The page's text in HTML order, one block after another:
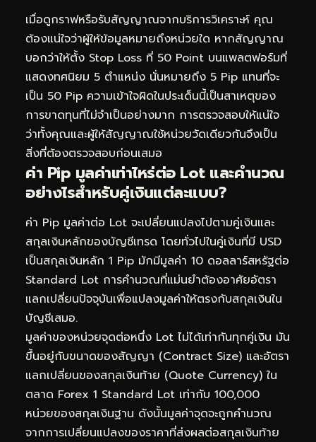
เมื่อดูกราฟหรือรับสัญญาณจากบริการวิเคราะห์ คุณ
ต้องแน่ใจว่าผู้ให้ข้อมูลหมายถึงหน่วยใด หากสัญญาณ
บอกว่าให้ตั้ง Stop Loss ที่ 50 Point บนแพลตฟอร์มที่
แสดงทศนิยม 5 ตำแหน่ง นั่นหมายถึง 5 Pip แทนที่จะ
เป็น 50 Pip ความเข้าใจผิดในประเด็นนี้เป็นสาเหตุของ
การขาดทุนที่ไม่จำเป็นอย่างมาก การตรวจสอบให้แน่ใจ
ว่าทั้งคุณและผู้ให้สัญญาณใช้หน่วยวัดเดียวกันจึงเป็น
สิ่งที่ต้องตรวจสอบก่อนเสมอ
ค่า Pip มูลค่าเท่าไหร่ต่อ Lot และคำนวณ
อย่างไรสำหรับคู่เงินแต่ละแบบ?
ค่า Pip มูลค่าต่อ Lot จะเปลี่ยนแปลงไปตามคู่เงินและ
สกุลเงินหลักของบัญชีเทรด โดยทั่วไปในคู่เงินที่มี USD
เป็นสกุลเงินหลัก 1 Pip มักมีมูลค่า 10 ดอลลาร์สหรัฐต่อ
Standard Lot การคำนวณที่แม่นยำต้องอาศัยอัตรา
แลกเปลี่ยนปัจจุบันเพื่อแปลงมูลค่าให้ตรงกับสกุลเงินใน
บัญชีเสมอ.
มูลค่าของหน่วยจุดต่อหนึ่ง Lot ไม่ได้เท่ากันทุกคู่เงิน มัน
ขึ้นอยู่กับขนาดของสัญญา (Contract Size) และอัตรา
แลกเปลี่ยนของสกุลเงินท้าย (Quote Currency) ใน
ตลาด Forex 1 Standard Lot เท่ากับ 100,000
หน่วยของสกุลเงินฐาน ดังนั้นมูลค่าจุดจะถูกคำนวณ
จากการเปลี่ยนแปลงของราคาที่ส่งผลต่อสกุลเงินท้าย